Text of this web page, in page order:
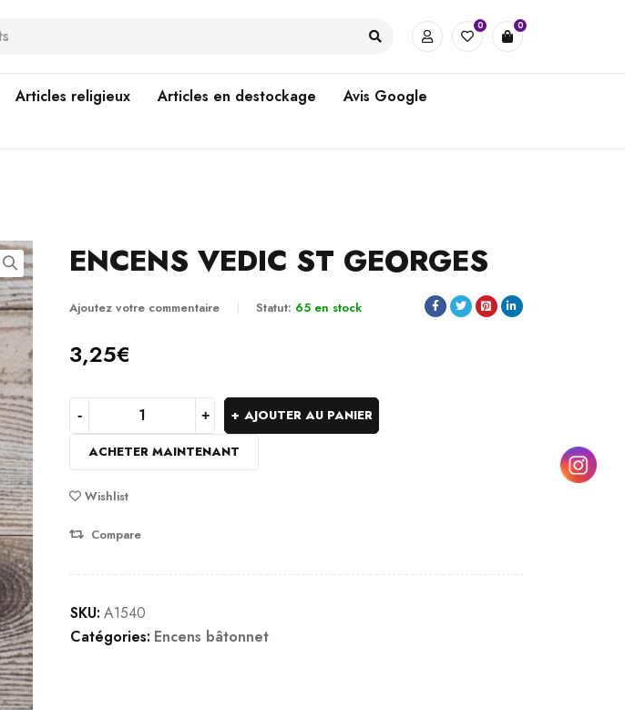
0 0
Articles religieux Articles en destockage
Avis Google
ENCENS VEDIC ST GEORGES
Ajoutez votre commentaire Statut: 65 en stock
3,25€
AJOUTER AU PANIER
ACHETER MAINTENANT
Wishlist
Compare
SKU: A1540
Catégories: Encens bâtonnet